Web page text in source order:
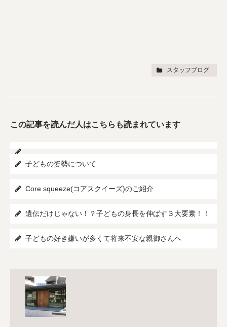
スタッフブログ
この記事を読んだ人はこちらも読まれています
子どもの姿勢について
Core squeeze(コアスクイーズ)のご紹介
遺伝だけじゃない！？子どもの身長を伸ばす３大要素！！
子どもの好き嫌いが多くて将来不安な親御さんへ